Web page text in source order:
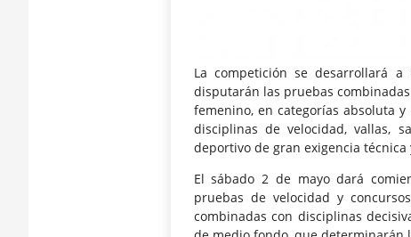
La competición se desarrollará
disputarán las pruebas
femenino, en categorías absoluta
disciplinas de velocidad, vallas,
deportivo de gran exigencia técnica
El sábado 2 de mayo dará
pruebas de velocidad y
combinadas con disciplinas